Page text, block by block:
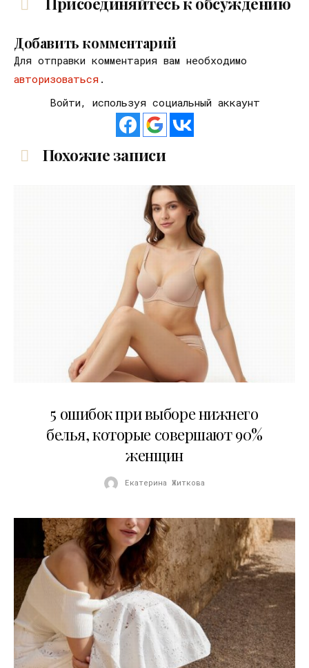
Добавить комментарий
Для отправки комментария вам необходимо
авторизоваться .
Войти, используя социальный аккаунт
Похожие записи
5 ошибок при выборе нижнего
белья, которые совершают 90%
женщин
Екатерина Житкова